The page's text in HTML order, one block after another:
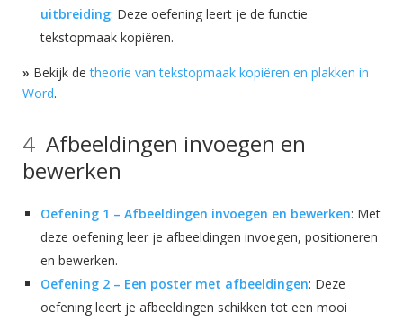
uitbreiding: Deze oefening leert je de functie
tekstopmaak kopiëren.
» Bekijk detheorie van tekstopmaak kopiëren en plakken in
Word.
Afbeeldingen invoegen en
bewerken
Oefening 1 – Afbeeldingen invoegen en bewerken: Met
deze oefening leer je afbeeldingen invoegen, positioneren
en bewerken.
Oefening 2 – Een poster met afbeeldingen: Deze
oefening leert je afbeeldingen schikken tot een mooi